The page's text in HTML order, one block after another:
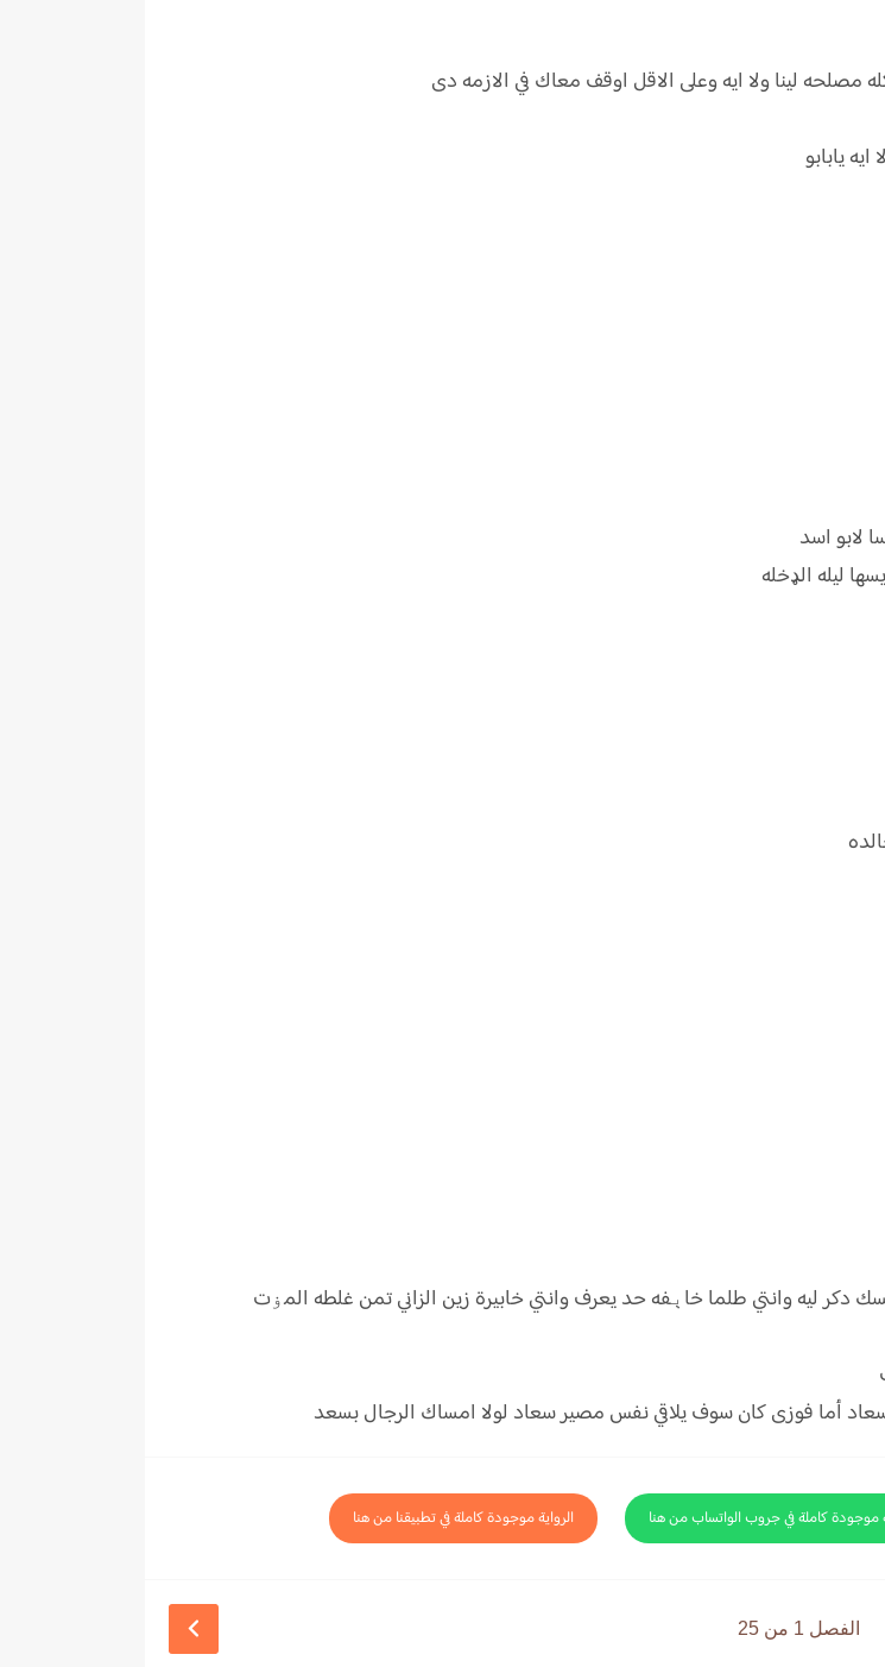
لينا ولا ايه وعلى الاقل اوقف معاك في الازمه دى
يابابو
لابو اسد
ليله الډخله
ليه وانتي طلما خاېفه حد يعرف وانتي خابيرة زين الزاني تمن غلطه المۏت
أما فوزى كان سوف يلاقي نفس مصير سعاد لولا امساك الرجال بسعد
موجودة كاملة في جروب الواتساب من هنا الرواية موجودة كاملة في تطبيقنا من هنا
الفصل 1 من 25